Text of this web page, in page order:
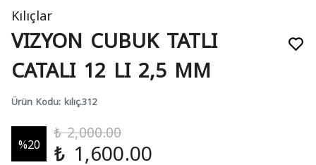
Kılıçlar
VIZYON CUBUK TATLI
CATALI 12 LI 2,5 MM
Ürün Kodu: kılıç.312
%20
₺ 2,000.00
₺ 1,600.00